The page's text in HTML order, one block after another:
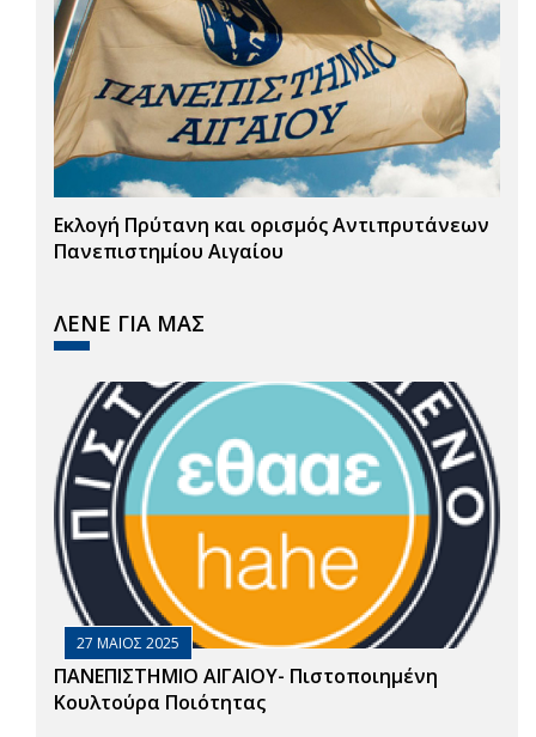
Εκλογή Πρύτανη και ορισμός Αντιπρυτάνεων
Πανεπιστημίου Αιγαίου
ΛΕΝΕ ΓΙΑ ΜΑΣ
27 ΜΑΙΟΣ 2025
ΠΑΝΕΠΙΣΤΗΜΙΟ ΑΙΓΑΙΟΥ- Πιστοποιημένη
Κουλτούρα Ποιότητας